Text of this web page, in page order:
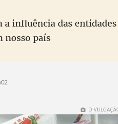
influência das
nosso país